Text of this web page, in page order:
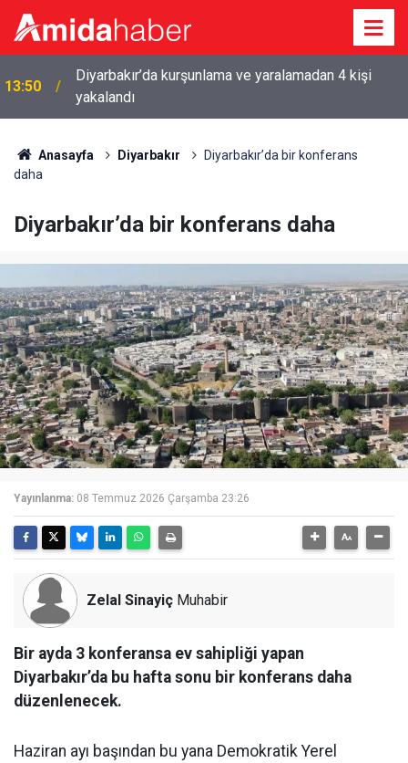
13:22
CHP İl Başkanı Eke: Kılıçdaroğlu Diyarbakır’a
gelecek
Anasayfa Diyarbakır
Diyarbakır’da bir konferans
daha
Diyarbakır’da bir konferans daha
Yayınlanma: 08 Temmuz 2026 Çarşamba 23:26
Zelal Sinayiç Muhabir
Bir ayda 3 konferansa ev sahipliği yapan
Diyarbakır’da bu hafta sonu bir konferans daha
düzenlenecek.
Haziran ayı başından bu yana Demokratik Yerel